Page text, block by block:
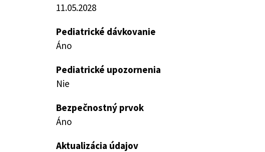
11.05.2028
Pediatrické dávkovanie
Áno
Pediatrické upozornenia
Nie
Bezpečnostný prvok
Áno
Aktualizácia údajov